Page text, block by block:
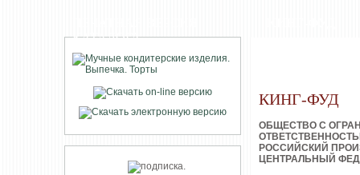
КАТАЛОГА
КИНГ-ФУД
ОБЩЕСТВО С
РОССИЙСКИЙ
ЦЕНТРАЛЬНЫЙ